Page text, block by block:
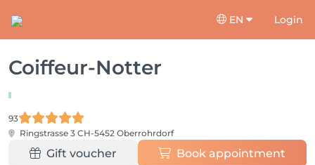
EN Login
Coiffeur-Notter
93
Ringstrasse 3 CH-5452 Oberrohrdorf
Gift voucher Book appointment